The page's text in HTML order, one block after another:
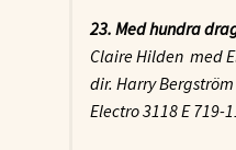
23. Med hundra
Claire Hilden med
dir. Harry
Electro 3118 E 719-